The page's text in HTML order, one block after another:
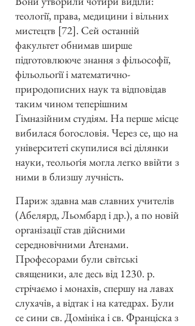
теології, права, медицини і вільних
мистецтв [72]. Сей останній
факультет обнимав ширше
підготовлююче знання з фільософії,
фільольоґії і математично-
природописних наук та відповідав
таким чином теперішним
Ґімназійним студіям. На перше місце
вибилася богословія. Через се, що на
університеті скупилися всі ділянки
науки, теольоґія могла легко ввійти з
ними в близшу лучність.
Париж здавна мав славних учителів
(Абелярд, Льомбард і др.), а по новій
організації став дійсними
середновічними Атенами.
Професорами були світські
священики, але десь від 1230. р.
стрічаємо і монахів, спершу на лавах
слухачів, а відтак і на катедрах. Були
се сини св. Домініка і св. Франціска з